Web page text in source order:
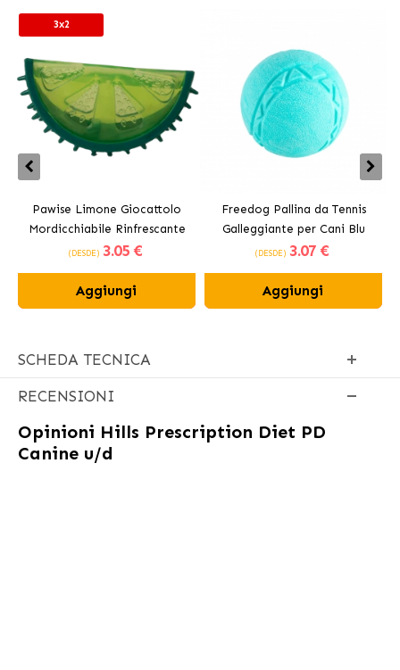
3x2
Pawise Limone Giocattolo
Mordicchiabile Rinfrescante
per Cani 12 cm
(DESDE) 3.05 €
Aggiungi
Freedog Pallina da Tennis
Galleggiante per Cani Blu
(DESDE) 3.07 €
Aggiungi
SCHEDA TECNICA
RECENSIONI
Opinioni Hills Prescription Diet PD
Canine u/d